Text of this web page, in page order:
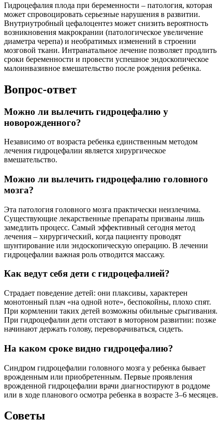
Гидроцефалия плода при беременности – патология, которая
может спровоцировать серьезные нарушения в развитии.
Внутриутробный цефалоцентез может снизить вероятность
возникновения макрокрании (патологическое увеличение
диаметра черепа) и необратимых изменений в строении
мозговой ткани. Интранатальное лечение позволяет продлить
сроки беременности и провести успешное эндоскопическое
малоинвазивное вмешательство после рождения ребенка.
Вопрос-ответ
Можно ли вылечить гидроцефалию у
новорожденного?
Независимо от возраста ребенка единственным методом
лечения гидроцефалии является хирургическое
вмешательство.
Можно ли вылечить гидроцефалию головного
мозга?
Эта патология головного мозга практически неизлечима.
Существующие лекарственные препараты призваны лишь
замедлить процесс. Самый эффективный сегодня метод
лечения – хирургический, когда пациенту проводят
шунтирование или эндоскопическую операцию. В лечении
гидроцефалии важная роль отводится массажу.
Как ведут себя дети с гидроцефалией?
Страдает поведение детей: они плаксивы, характерен
монотонный плач «на одной ноте», беспокойны, плохо спят.
При кормлении таких детей возможны обильные срыгивания.
При гидроцефалии дети отстают в моторном развитии: позже
начинают держать голову, переворачиваться, сидеть.
На каком сроке видно гидроцефалию?
Синдром гидроцефалии головного мозга у ребенка бывает
врожденным или приобретенным. Первые проявления
врожденной гидроцефалии врачи диагностируют в роддоме
или в ходе планового осмотра ребенка в возрасте 3–6 месяцев.
Советы